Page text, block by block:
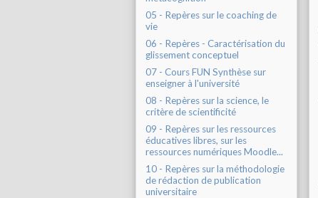
05 - Repères sur le coaching de
vie
06 - Repères - Caractérisation du
glissement conceptuel
07 - Cours FUN Synthèse sur
enseigner à l'université
08 - Repères sur la science, le
critère de scientificité
09 - Repères sur les ressources
éducatives libres, sur les
ressources numériques Moodle...
10 - Repères sur la méthodologie
de rédaction de publication
universitaire